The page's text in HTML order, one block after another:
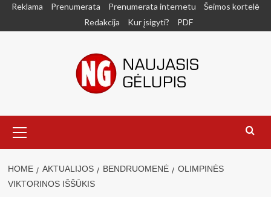
SkipReklama Prenumerata Prenumerata internetu
Šeimos kortelė
Redakcija
Kur įsigyti? PDF
Menu
HOME AKTUALIJOS BENDRUOMENĖ
OLIMPINĖS
VIKTORINOS IŠŠŪKIS